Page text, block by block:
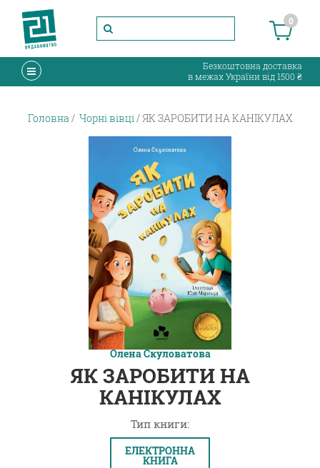
0
Безкоштовна доставка
в межах України від 1500 ₴
Головна Чорні вівці ЯК ЗАРОБИТИ НА КАНІКУЛАХ
Олена Скуловатова
ЯК ЗАРОБИТИ НА
КАНІКУЛАХ
Тип книги:
ЕЛЕКТРОННА
КНИГА